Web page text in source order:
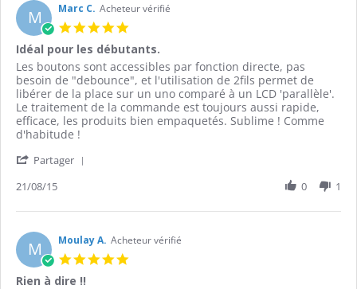
on
21
Jul
2017
M Marc C. Acheteur vérifié
rating
Idéal pour les débutants.
Review
by
Marc
C.
on
21
2015
review
stating
Idéal
pour
les
débutants.
Les boutons sont accessibles par fonction directe, pas
besoin de "debounce", et l'utilisation de 2fils permet de
libérer de la place sur un uno comparé à un LCD 'parallèle'.
Le traitement de la commande est toujours aussi rapide,
efficace, les produits bien empaquetés. Sublime ! Comme
d'habitude !
Partager
Marc
on
21
Aug
21/08/15 0 1
M Moulay A. Acheteur vérifié
Rien à dire !!